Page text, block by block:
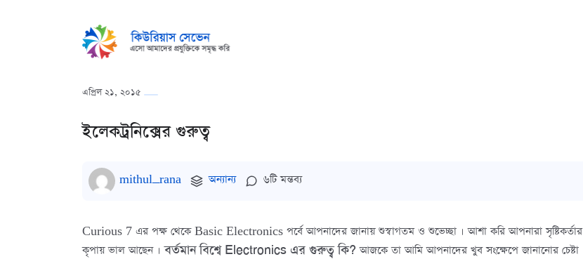
এপ্রিল ২১, ২০১৫
ইলেকট্রনিক্সের গুরুত্ব
mithul_rana অন্যান্য ৬টি মন্তব্য
Curious 7 এর পক্ষ থেকে Basic Electronics পর্বে আপনাদের জানায় শুস্বাগতম ও শুভেচ্ছা । আশা করি আপনারা সৃষ্টিকর্তার
কৃপায় ভাল আছেন ।বর্তমান বিশ্বে Electronics এর গুরুত্ব কি?আজকে তা আমি আপনাদের খুব সংক্ষেপে জানানোর চেষ্টা